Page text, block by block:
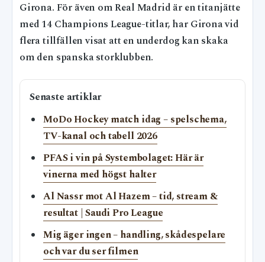
Girona. För även om Real Madrid är en titanjätte
med 14 Champions League-titlar, har Girona vid
flera tillfällen visat att en underdog kan skaka
om den spanska storklubben.
Senaste artiklar
MoDo Hockey match idag – spelschema,
TV-kanal och tabell 2026
PFAS i vin på Systembolaget: Här är
vinerna med högst halter
Al Nassr mot Al Hazem – tid, stream &
resultat | Saudi Pro League
Mig äger ingen – handling, skådespelare
och var du ser filmen